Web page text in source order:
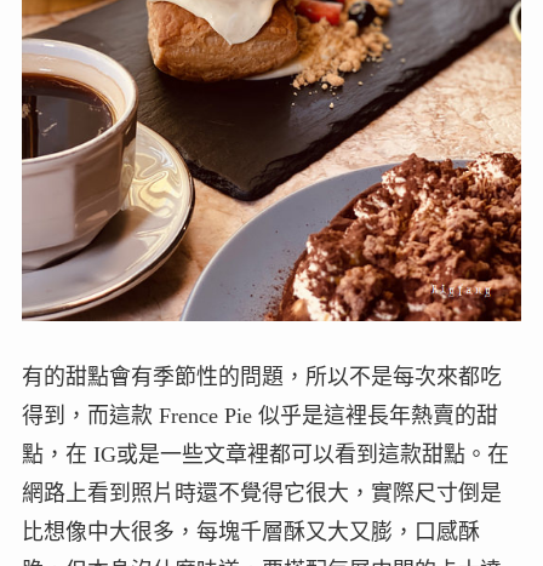
有的甜點會有季節性的問題，所以不是每次來都吃
得到，而這款 Frence Pie 似乎是這裡長年熱賣的甜
點，在 IG或是一些文章裡都可以看到這款甜點。在
網路上看到照片時還不覺得它很大，實際尺寸倒是
比想像中大很多，每塊千層酥又大又膨，口感酥
脆，但本身沒什麼味道，要搭配每層中間的卡士達
或是冰淇淋一起吃。